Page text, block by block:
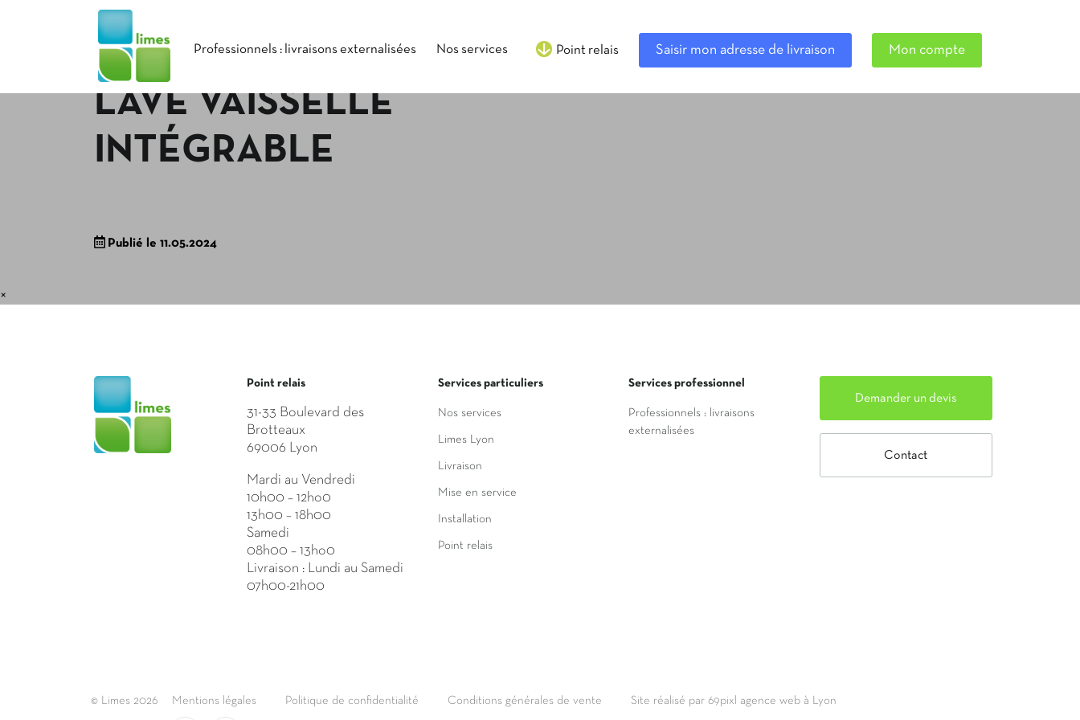
Professionnels : livraisons externalisées Nos services Point relais Saisir mon adresse de livraison Mon compte
LAVE VAISSELLE
INTÉGRABLE
Publié le 11.05.2024
×
Point relais
31-33 Boulevard des
Brotteaux
69006 Lyon
Mardi au Vendredi
10h00 – 12ho0
13h00 – 18h00
Samedi
08h00 – 13ho0
Livraison : Lundi au Samedi
07h00-21h00
Services particuliers
Nos services
Limes Lyon
Livraison
Mise en service
Installation
Point relais
Services professionnel
Professionnels : livraisons
externalisées
Demander un devis
Contact
© Limes 2026 Mentions légales Politique de confidentialité Conditions générales de vente Site réalisé par 69pixl agence web à Lyon